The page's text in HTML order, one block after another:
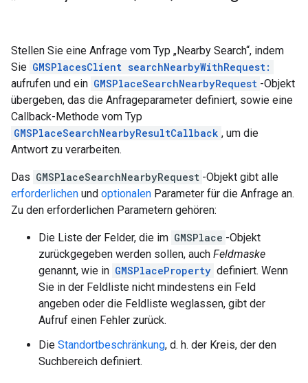
Stellen Sie eine Anfrage vom Typ „Nearby Search“, indem
Sie GMSPlacesClient searchNearbyWithRequest:
aufrufen und ein GMSPlaceSearchNearbyRequest -Objekt
übergeben, das die Anfrageparameter definiert, sowie eine
Callback-Methode vom Typ
GMSPlaceSearchNearbyResultCallback , um die
Antwort zu verarbeiten.
Das GMSPlaceSearchNearbyRequest -Objekt gibt alle
erforderlichen und optionalen Parameter für die Anfrage an.
Zu den erforderlichen Parametern gehören:
Die Liste der Felder, die im GMSPlace -Objekt
zurückgegeben werden sollen, auch Feldmaske
genannt, wie in GMSPlaceProperty definiert. Wenn
Sie in der Feldliste nicht mindestens ein Feld
angeben oder die Feldliste weglassen, gibt der
Aufruf einen Fehler zurück.
Die Standortbeschränkung, d. h. der Kreis, der den
Suchbereich definiert.